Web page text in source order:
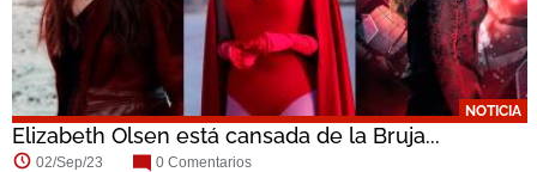
NOTICIA
Elizabeth Olsen está cansada de la Bruja...
02/Sep/23 0 Comentarios